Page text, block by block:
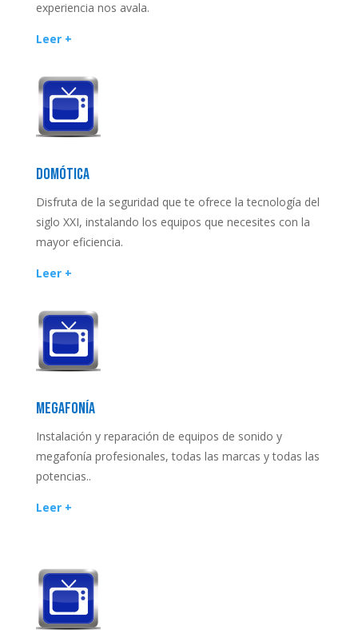
experiencia nos avala.
Leer +
DOMÓTICA
Disfruta de la seguridad que te ofrece la tecnología del
siglo XXI, instalando los equipos que necesites con la
mayor eficiencia.
Leer +
MEGAFONÍA
Instalación y reparación de equipos de sonido y
megafonía profesionales, todas las marcas y todas las
potencias..
Leer +